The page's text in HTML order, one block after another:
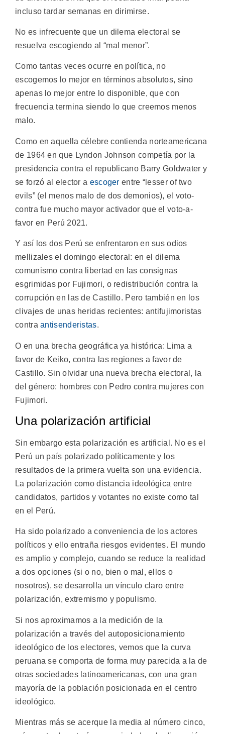
incluso tardar semanas en dirimirse.
No es infrecuente que un dilema electoral se
resuelva escogiendo al “mal menor”.
Como tantas veces ocurre en política, no
escogemos lo mejor en términos absolutos, sino
apenas lo mejor entre lo disponible, que con
frecuencia termina siendo lo que creemos menos
malo.
Como en aquella célebre contienda norteamericana
de 1964 en que Lyndon Johnson competía por la
presidencia contra el republicano Barry Goldwater y
se forzó al elector a escoger entre “lesser of two
evils” (el menos malo de dos demonios), el voto-
contra fue mucho mayor activador que el voto-a-
favor en Perú 2021.
Y así los dos Perú se enfrentaron en sus odios
mellizales el domingo electoral: en el dilema
comunismo contra libertad en las consignas
esgrimidas por Fujimori, o redistribución contra la
corrupción en las de Castillo. Pero también en los
clivajes de unas heridas recientes: antifujimoristas
contraantisenderistas.
O en una brecha geográfica ya histórica: Lima a
favor de Keiko, contra las regiones a favor de
Castillo. Sin olvidar una nueva brecha electoral, la
del género: hombres con Pedro contra mujeres con
Fujimori.
Una polarización artificial
Sin embargo esta polarización es artificial. No es el
Perú un país polarizado políticamente y los
resultados de la primera vuelta son una evidencia.
La polarización como distancia ideológica entre
candidatos, partidos y votantes no existe como tal
en el Perú.
Ha sido polarizado a conveniencia de los actores
políticos y ello entraña riesgos evidentes. El mundo
es amplio y complejo, cuando se reduce la realidad
a dos opciones (si o no, bien o mal, ellos o
nosotros), se desarrolla un vínculo claro entre
polarización, extremismo y populismo.
Si nos aproximamos a la medición de la
polarización a través del autoposicionamiento
ideológico de los electores, vemos que la curva
peruana se comporta de forma muy parecida a la de
otras sociedades latinoamericanas, con una gran
mayoría de la población posicionada en el centro
ideológico.
Mientras más se acerque la media al número cinco,